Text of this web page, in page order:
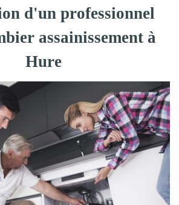
d'un professionnel
assainissement à
Hure